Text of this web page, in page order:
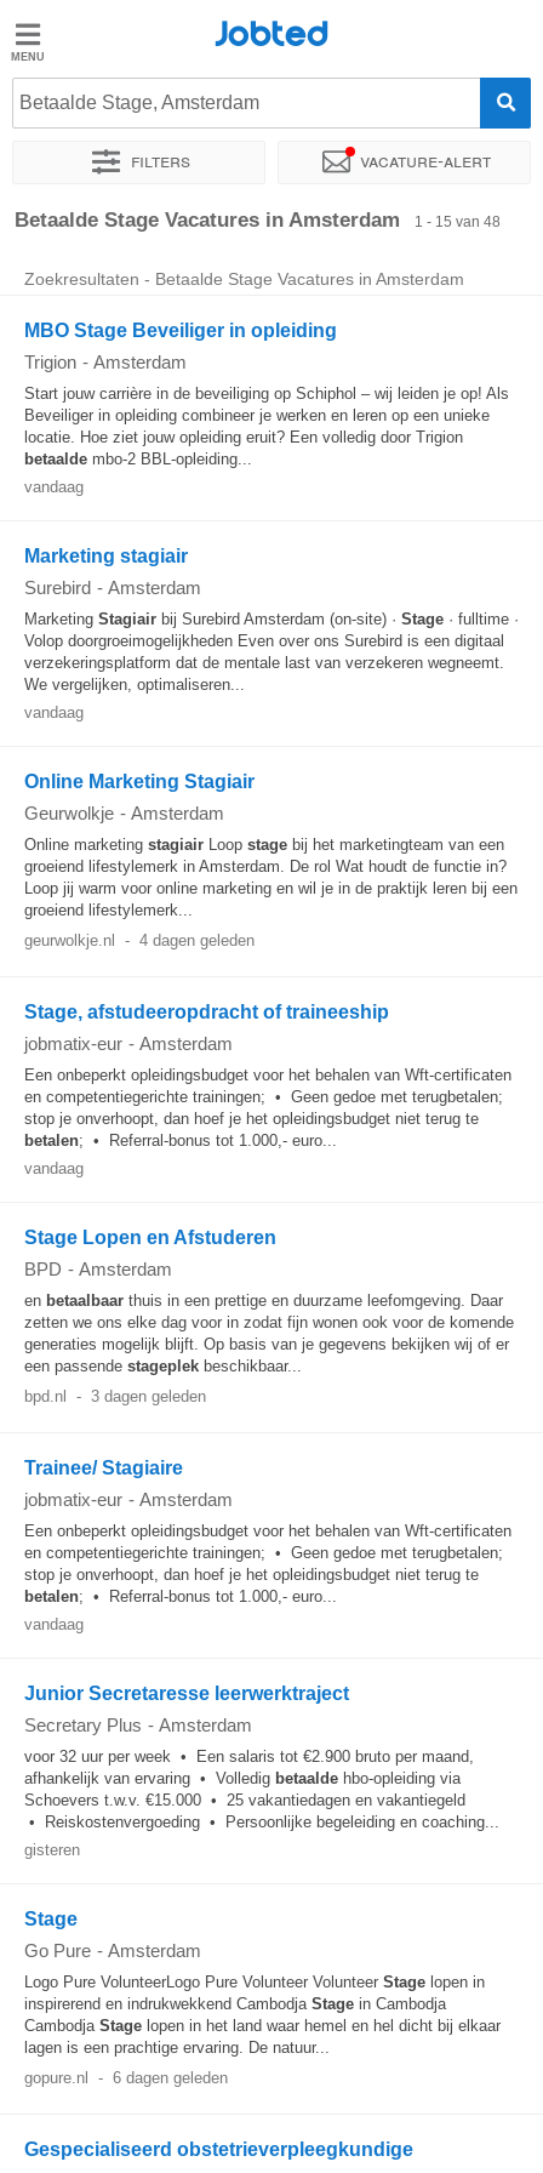
Jobted
Vacatures
Salarissen
Jobted
Betaalde Stage, Amsterdam
Filters Vacature-alert
Sorteer op Exacte locatie Bedrijf Uitzendbureau
Betaalde Stage Vacatures in Amsterdam 1 - 15 van 48
Zoekresultaten - Betaalde Stage Vacatures in Amsterdam
MBO Stage Beveiliger in opleiding
Trigion - Amsterdam
Start jouw carrière in de beveiliging op Schiphol – wij leiden je op! Als
Beveiliger in opleiding combineer je werken en leren op een unieke
locatie. Hoe ziet jouw opleiding eruit? Een volledig door Trigion
betaalde mbo-2 BBL-opleiding...
vandaag
Marketing stagiair
Surebird - Amsterdam
Marketing Stagiair bij Surebird Amsterdam (on-site) · Stage · fulltime ·
Volop doorgroeimogelijkheden Even over ons Surebird is een digitaal
verzekeringsplatform dat de mentale last van verzekeren wegneemt.
We vergelijken, optimaliseren...
vandaag
Online Marketing Stagiair
Geurwolkje - Amsterdam
Online marketing stagiair Loop stage bij het marketingteam van een
groeiend lifestylemerk in Amsterdam. De rol Wat houdt de functie in?
Loop jij warm voor online marketing en wil je in de praktijk leren bij een
groeiend lifestylemerk...
geurwolkje.nl
- 4 dagen geleden
Stage, afstudeeropdracht of traineeship
jobmatix-eur - Amsterdam
Een onbeperkt opleidingsbudget voor het behalen van Wft-certificaten
en competentiegerichte trainingen; • Geen gedoe met terugbetalen;
stop je onverhoopt, dan hoef je het opleidingsbudget niet terug te
betalen; • Referral-bonus tot 1.000,- euro...
vandaag
Stage Lopen en Afstuderen
BPD - Amsterdam
en betaalbaar thuis in een prettige en duurzame leefomgeving. Daar
zetten we ons elke dag voor in zodat fijn wonen ook voor de komende
generaties mogelijk blijft. Op basis van je gegevens bekijken wij of er
een passende stageplek beschikbaar...
bpd.nl
- 3 dagen geleden
Trainee/ Stagiaire
jobmatix-eur - Amsterdam
Een onbeperkt opleidingsbudget voor het behalen van Wft-certificaten
en competentiegerichte trainingen; • Geen gedoe met terugbetalen;
stop je onverhoopt, dan hoef je het opleidingsbudget niet terug te
betalen; • Referral-bonus tot 1.000,- euro...
vandaag
Junior Secretaresse leerwerktraject
Secretary Plus - Amsterdam
voor 32 uur per week • Een salaris tot €2.900 bruto per maand,
afhankelijk van ervaring • Volledig betaalde hbo-opleiding via
Schoevers t.w.v. €15.000 • 25 vakantiedagen en vakantiegeld
• Reiskostenvergoeding • Persoonlijke begeleiding en coaching...
gisteren
Stage
Go Pure - Amsterdam
Logo Pure VolunteerLogo Pure Volunteer Volunteer Stage lopen in
inspirerend en indrukwekkend Cambodja Stage in Cambodja
Cambodja Stage lopen in het land waar hemel en hel dicht bij elkaar
lagen is een prachtige ervaring. De natuur...
gopure.nl
- 6 dagen geleden
Gespecialiseerd obstetrieverpleegkundige